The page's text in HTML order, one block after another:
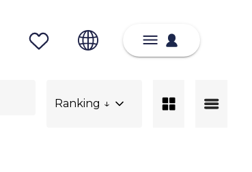
Ranking ↓